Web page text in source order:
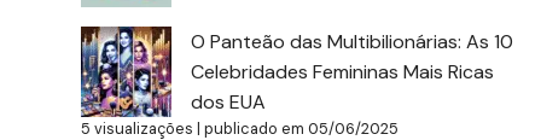
O Panteão das Multibilionárias: As 10
Celebridades Femininas Mais Ricas
dos EUA
5 visualizações |publicado em 05/06/2025